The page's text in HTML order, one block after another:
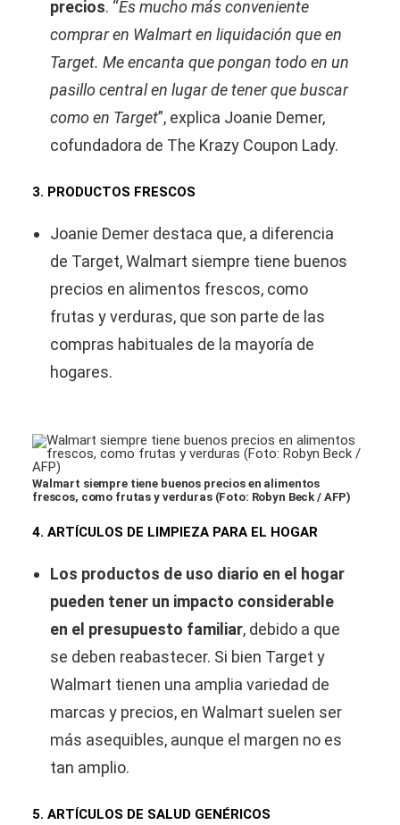
precios. “Es mucho más conveniente
comprar en Walmart en liquidación que en
Target. Me encanta que pongan todo en un
pasillo central en lugar de tener que buscar
como en Target”, explica Joanie Demer,
cofundadora de The Krazy Coupon Lady.
3. PRODUCTOS FRESCOS
Joanie Demer destaca que, a diferencia
de Target, Walmart siempre tiene buenos
precios en alimentos frescos, como
frutas y verduras, que son parte de las
compras habituales de la mayoría de
hogares.
Walmart siempre tiene buenos precios en alimentos
frescos, como frutas y verduras (Foto: Robyn Beck / AFP)
4. ARTÍCULOS DE LIMPIEZA PARA EL HOGAR
Los productos de uso diario en el hogar
pueden tener un impacto considerable
en el presupuesto familiar, debido a que
se deben reabastecer. Si bien Target y
Walmart tienen una amplia variedad de
marcas y precios, en Walmart suelen ser
más asequibles, aunque el margen no es
tan amplio.
5. ARTÍCULOS DE SALUD GENÉRICOS